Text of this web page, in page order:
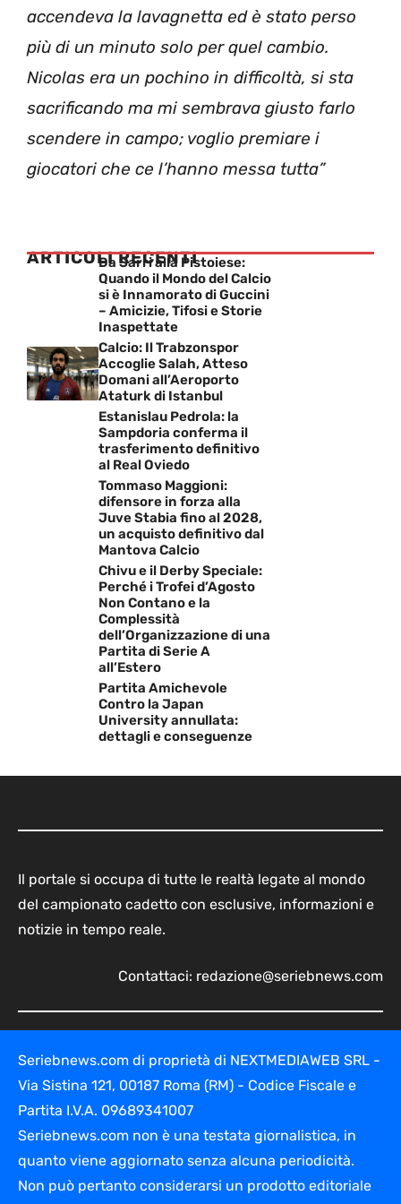
accendeva la lavagnetta ed è stato perso
più di un minuto solo per quel cambio.
Nicolas era un pochino in difficoltà, si sta
sacrificando ma mi sembrava giusto farlo
scendere in campo; voglio premiare i
giocatori che ce l’hanno messa tutta”
ARTICOLI RECENTI
Da Sarri alla Pistoiese:
Quando il Mondo del Calcio
si è Innamorato di Guccini
– Amicizie, Tifosi e Storie
Inaspettate
Calcio: Il Trabzonspor
Accoglie Salah, Atteso
Domani all’Aeroporto
Ataturk di Istanbul
Estanislau Pedrola: la
Sampdoria conferma il
trasferimento definitivo
al Real Oviedo
Tommaso Maggioni:
difensore in forza alla
Juve Stabia fino al 2028,
un acquisto definitivo dal
Mantova Calcio
Chivu e il Derby Speciale:
Perché i Trofei d’Agosto
Non Contano e la
Complessità
dell’Organizzazione di una
Partita di Serie A
all’Estero
Partita Amichevole
Contro la Japan
University annullata:
dettagli e conseguenze
Il portale si occupa di tutte le realtà legate al mondo
del campionato cadetto con esclusive, informazioni e
notizie in tempo reale.
Contattaci: redazione@seriebnews.com
Seriebnews.com di proprietà di NEXTMEDIAWEB SRL -
Via Sistina 121, 00187 Roma (RM) - Codice Fiscale e
Partita I.V.A. 09689341007
Seriebnews.com non è una testata giornalistica, in
quanto viene aggiornato senza alcuna periodicità.
Non può pertanto considerarsi un prodotto editoriale